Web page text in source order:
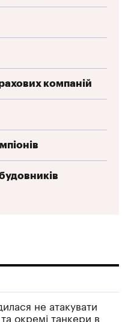
компаній
не атакувати
окремі танкери в